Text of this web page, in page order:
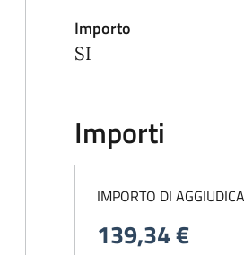
Importo
SI
Importi
IMPORTO DI
139,34 €